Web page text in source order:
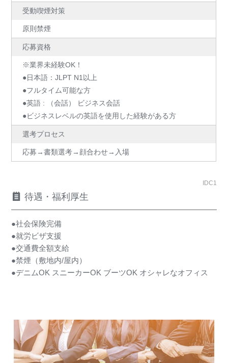
受動喫煙対策
原則禁煙
応募資格
※業界未経験OK！
●日本語：JLPT N1以上
●フルタイム可能な方
●英語 : （会話） ビジネス会話
●ビジネスレベルの英語を使用した経験がある方
選考プロセス
応募→書類選考→顔合わせ→入場
IDC1
待遇・福利厚生
●社会保険完備
●就労ビザ支援
●交通費全額支給
●禁煙（敷地内/屋内）
●デニムOK スニーカーOK ブーツOK オシャレなオフィス